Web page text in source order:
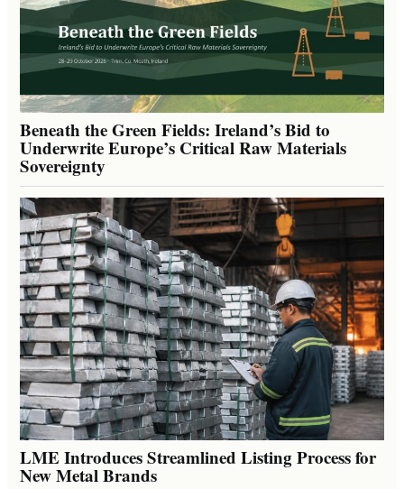
Beneath the Green Fields: Ireland’s Bid to
Underwrite Europe’s Critical Raw Materials
Sovereignty
LME Introduces Streamlined Listing Process for
New Metal Brands